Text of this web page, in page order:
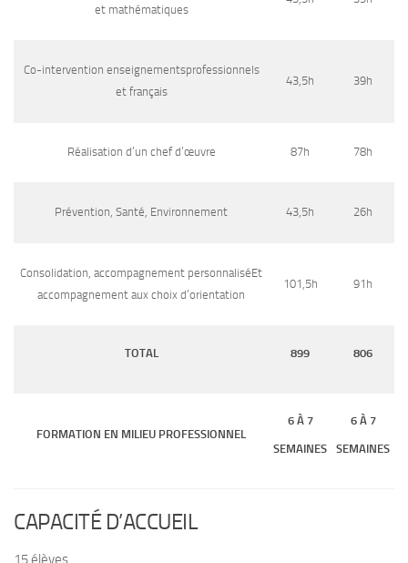
et mathématiques
Co-intervention enseignementsprofessionnels
et français
43,5h 39h
Réalisation d’un chef d’œuvre 87h 78h
Prévention, Santé, Environnement 43,5h 26h
Consolidation, accompagnement personnaliséEt
accompagnement aux choix d’orientation
101,5h 91h
TOTAL 899 806
FORMATION EN MILIEU PROFESSIONNEL
6 À 7
SEMAINES
6 À 7
SEMAINES
CAPACITÉ D’ACCUEIL
15 élèves